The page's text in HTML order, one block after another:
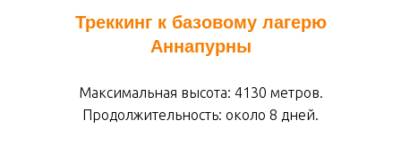
Треккинг к базовому лагерю
Аннапурны
Максимальная высота: 4130 метров.
Продолжительность: около 8 дней.